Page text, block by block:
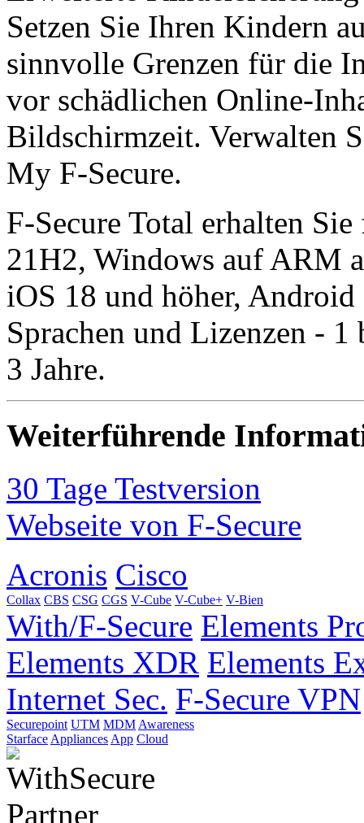
Setzen Sie Ihren Kindern
sinn­volle Grenzen für die
vor schädlichen Online-
Bild­schirm­zeit. Verwalten
My F‑Secure.
F-Secure Total erhalten
21H2, Windows auf ARM
iOS 18 und höher,
Sprachen und Lizenzen -
3 Jahre.
Weiterführende
30 Tage Testversion
Webseite von F-Secure
Acronis Cisco
Collax CBS CSG CGS V-Cube V-Cube+ V-Bien
With/F-Secure Elements
Elements XDR Elements
Internet Sec. F-Secure VPN
Securepoint UTM MDM Awareness
Starface Appliances App Cloud